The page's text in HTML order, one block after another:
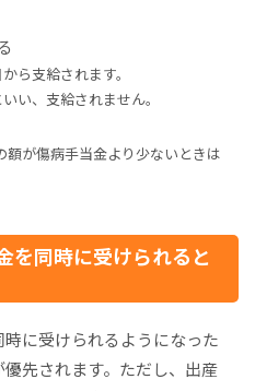
ら支給されます。
い、支給されません。
が傷病手当金より少ないときは
を同時に受けられると
に受けられるようになった
先されます。ただし、出産